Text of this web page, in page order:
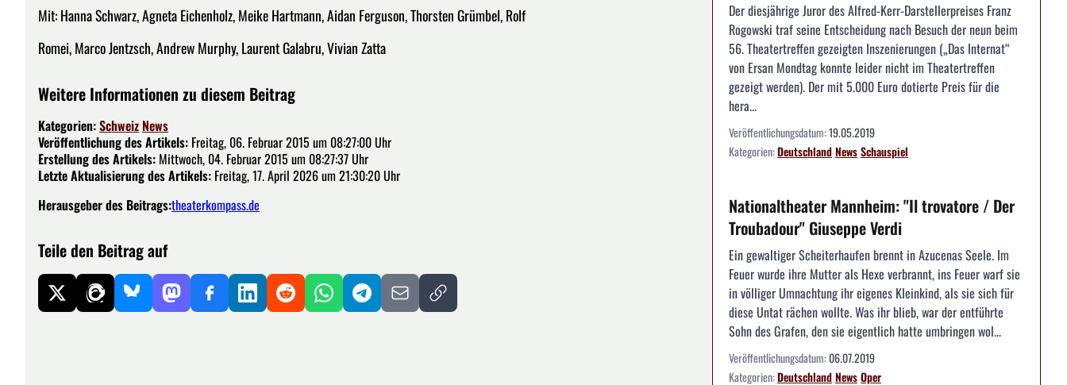
Mit: Hanna Schwarz, Agneta Eichenholz, Meike Hartmann, Aidan Ferguson, Thorsten Grümbel, Rolf
Romei, Marco Jentzsch, Andrew Murphy, Laurent Galabru, Vivian Zatta
Weitere Informationen zu diesem Beitrag
Kategorien:Schweiz News
Veröffentlichung des Artikels: Freitag, 06. Februar 2015 um 08:27:00 Uhr
Erstellung des Artikels: Mittwoch, 04. Februar 2015 um 08:27:37 Uhr
Letzte Aktualisierung des Artikels: Freitag, 17. April 2026 um 21:30:20 Uhr
Herausgeber des Beitrags:theaterkompass.de
Teile den Beitrag auf
Der diesjährige Juror des Alfred-Kerr-Darstellerpreises Franz
Rogowski traf seine Entscheidung nach Besuch der neun beim
56. Theatertreffen gezeigten Inszenierungen („Das Internat“
von Ersan Mondtag konnte leider nicht im Theatertreffen
gezeigt werden). Der mit 5.000 Euro dotierte Preis für die
hera...
Veröffentlichungsdatum:19.05.2019
Kategorien:DeutschlandNewsSchauspiel
Nationaltheater Mannheim: "Il trovatore / Der
Troubadour" Giuseppe Verdi
Ein gewaltiger Scheiterhaufen brennt in Azucenas Seele. Im
Feuer wurde ihre Mutter als Hexe verbrannt, ins Feuer warf sie
in völliger Umnachtung ihr eigenes Kleinkind, als sie sich für
diese Untat rächen wollte. Was ihr blieb, war der entführte
Sohn des Grafen, den sie eigentlich hatte umbringen wol...
Veröffentlichungsdatum:06.07.2019
Kategorien:DeutschlandNewsOper